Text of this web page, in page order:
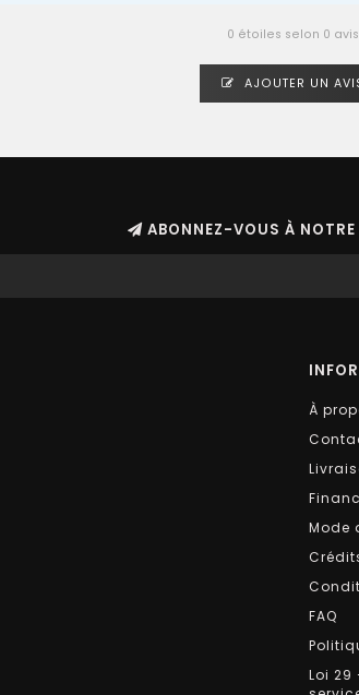
0 étoiles selon 0 avis
AJOUTER UN
ABONNEZ-VOUS À NOTRE
À
Mode
FAQ
Loi 29